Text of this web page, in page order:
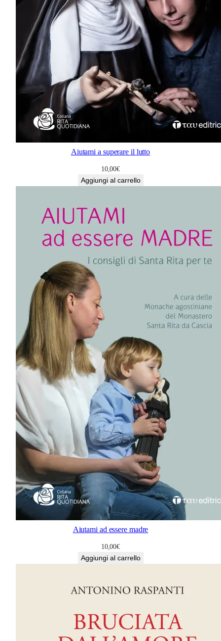
Aiutami a superare il lutto
10,00€
Aggiungi al carrello
Aiutami ad essere madre
10,00€
Aggiungi al carrello